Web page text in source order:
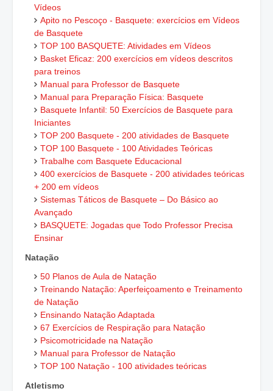
Vídeos
Apito no Pescoço - Basquete: exercícios em Vídeos
de Basquete
TOP 100 BASQUETE: Atividades em Vídeos
Basket Eficaz: 200 exercícios em vídeos descritos
para treinos
Manual para Professor de Basquete
Manual para Preparação Física: Basquete
Basquete Infantil: 50 Exercícios de Basquete para
Iniciantes
TOP 200 Basquete - 200 atividades de Basquete
TOP 100 Basquete - 100 Atividades Teóricas
Trabalhe com Basquete Educacional
400 exercícios de Basquete - 200 atividades teóricas
+ 200 em vídeos
Sistemas Táticos de Basquete – Do Básico ao
Avançado
BASQUETE: Jogadas que Todo Professor Precisa
Ensinar
Natação
50 Planos de Aula de Natação
Treinando Natação: Aperfeiçoamento e Treinamento
de Natação
Ensinando Natação Adaptada
67 Exercícios de Respiração para Natação
Psicomotricidade na Natação
Manual para Professor de Natação
TOP 100 Natação - 100 atividades teóricas
Atletismo